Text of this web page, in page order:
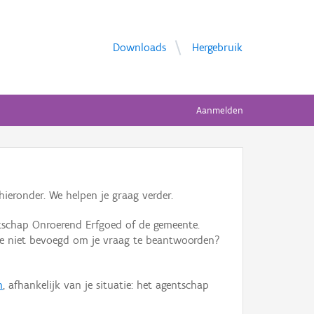
Downloads Hergebruik
Aanmelden
We helpen je graag verder.
Onroerend Erfgoed of de gemeente.
niet bevoegd om je vraag te beantwoorden?
, afhankelijk van je situatie: het agentschap